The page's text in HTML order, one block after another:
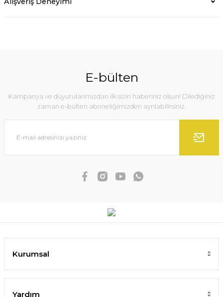
E-bülten
Kampanya ve duyurularımızdan ilk sizin haberiniz olsun! Dilediğiniz
zaman e-bülten aboneliğimizden ayrılabilirsiniz.
Kurumsal
Yardım